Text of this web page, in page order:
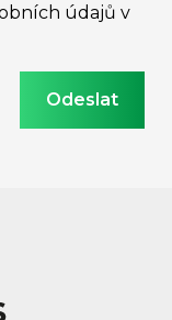
údajů v